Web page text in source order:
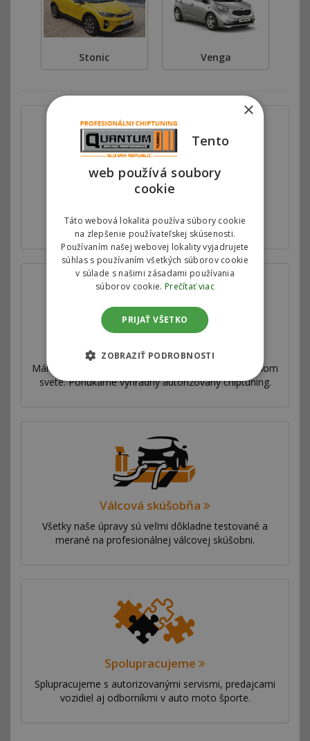
Stonic Venga
Autorizovaný chiptuning
upravujeme v spolupráci s automobilkami.
Prečo sme najlepší
Máme sieť pobočiek vo viac ako 53 krajinách po celom
svete. Ponúkame výhradný autorizovaný chiptuning.
Válcová skúšobňa
Všetky naše úpravy sú veľmi dôkladne testované a
merané na profesionálnej válcovej skúšobni.
Spolupracujeme
Splupracujeme s autorizovanými servismi, predajcami
vozidiel aj odborníkmi v auto moto športe.
×
Tento
web používá soubory
cookie
Táto webová lokalita používa súbory cookie
na zlepšenie používateľskej skúsenosti.
Používaním našej webovej lokality vyjadrujete
súhlas s používaním všetkých súborov cookie
v súlade s našimi zásadami používania
súborov cookie. Prečítať viac
PRIJAŤ VŠETKO
ZOBRAZIŤ PODROBNOSTI